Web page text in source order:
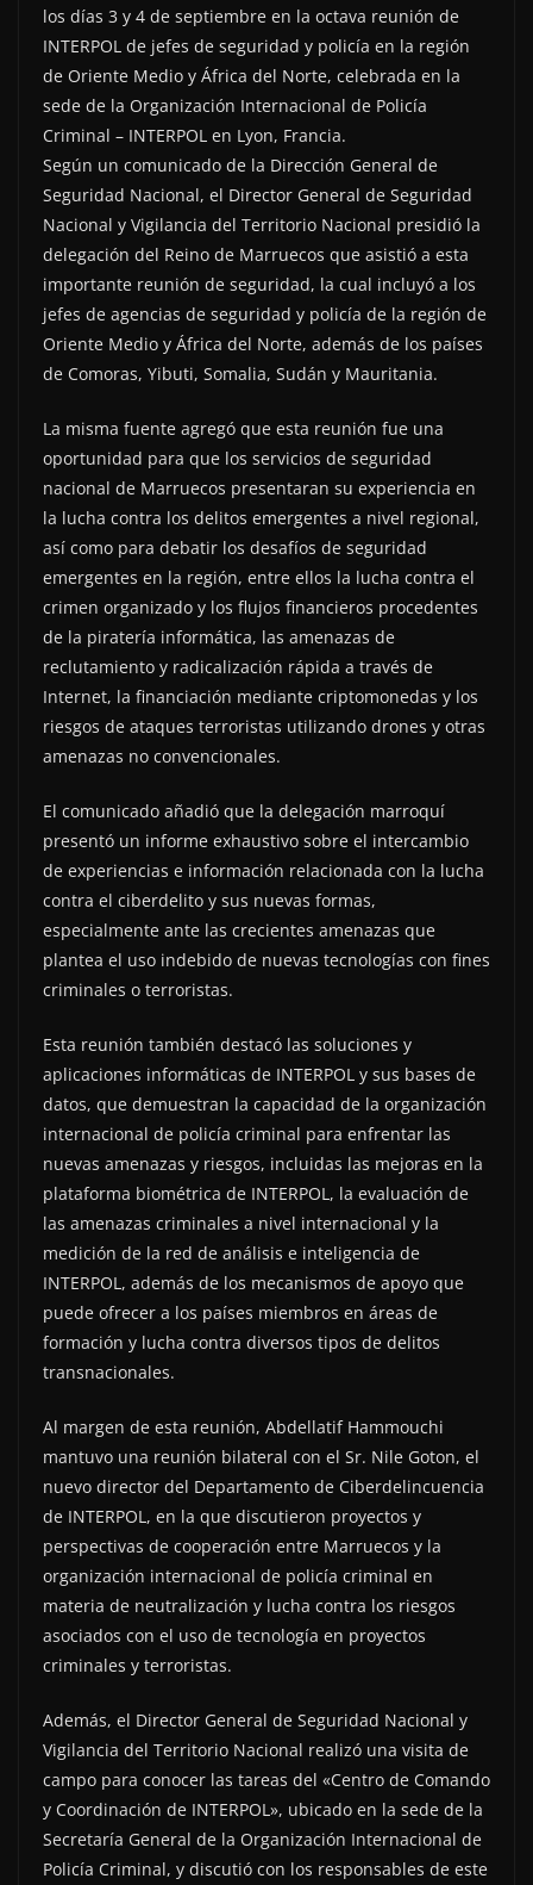
los días 3 y 4 de septiembre en la octava reunión de
INTERPOL de jefes de seguridad y policía en la región
de Oriente Medio y África del Norte, celebrada en la
sede de la Organización Internacional de Policía
Criminal – INTERPOL en Lyon, Francia.
Según un comunicado de la Dirección General de
Seguridad Nacional, el Director General de Seguridad
Nacional y Vigilancia del Territorio Nacional presidió la
delegación del Reino de Marruecos que asistió a esta
importante reunión de seguridad, la cual incluyó a los
jefes de agencias de seguridad y policía de la región de
Oriente Medio y África del Norte, además de los países
de Comoras, Yibuti, Somalia, Sudán y Mauritania.
La misma fuente agregó que esta reunión fue una
oportunidad para que los servicios de seguridad
nacional de Marruecos presentaran su experiencia en
la lucha contra los delitos emergentes a nivel regional,
así como para debatir los desafíos de seguridad
emergentes en la región, entre ellos la lucha contra el
crimen organizado y los flujos financieros procedentes
de la piratería informática, las amenazas de
reclutamiento y radicalización rápida a través de
Internet, la financiación mediante criptomonedas y los
riesgos de ataques terroristas utilizando drones y otras
amenazas no convencionales.
El comunicado añadió que la delegación marroquí
presentó un informe exhaustivo sobre el intercambio
de experiencias e información relacionada con la lucha
contra el ciberdelito y sus nuevas formas,
especialmente ante las crecientes amenazas que
plantea el uso indebido de nuevas tecnologías con fines
criminales o terroristas.
Esta reunión también destacó las soluciones y
aplicaciones informáticas de INTERPOL y sus bases de
datos, que demuestran la capacidad de la organización
internacional de policía criminal para enfrentar las
nuevas amenazas y riesgos, incluidas las mejoras en la
plataforma biométrica de INTERPOL, la evaluación de
las amenazas criminales a nivel internacional y la
medición de la red de análisis e inteligencia de
INTERPOL, además de los mecanismos de apoyo que
puede ofrecer a los países miembros en áreas de
formación y lucha contra diversos tipos de delitos
transnacionales.
Al margen de esta reunión, Abdellatif Hammouchi
mantuvo una reunión bilateral con el Sr. Nile Goton, el
nuevo director del Departamento de Ciberdelincuencia
de INTERPOL, en la que discutieron proyectos y
perspectivas de cooperación entre Marruecos y la
organización internacional de policía criminal en
materia de neutralización y lucha contra los riesgos
asociados con el uso de tecnología en proyectos
criminales y terroristas.
Además, el Director General de Seguridad Nacional y
Vigilancia del Territorio Nacional realizó una visita de
campo para conocer las tareas del «Centro de Comando
y Coordinación de INTERPOL», ubicado en la sede de la
Secretaría General de la Organización Internacional de
Policía Criminal, y discutió con los responsables de este